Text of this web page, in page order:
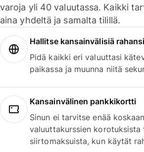
varoja yli 40 valuutassa. Kaikki
aina yhdeltä ja samalta tilillä.
Hallitse kansainvälisiä
Pidä kaikki eri valuuttasi
paikassa ja muunna niitä
Kansainvälinen pankkikortti
Sinun ei tarvitse enää
valuuttakurssien korotuksista
siirtomaksuista, kun käytät